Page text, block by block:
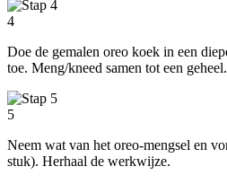
4
Doe de gemalen oreo koek in een
toe. Meng/kneed samen tot een geheel.
5
Neem wat van het oreo-mengsel en
stuk). Herhaal de werkwijze.